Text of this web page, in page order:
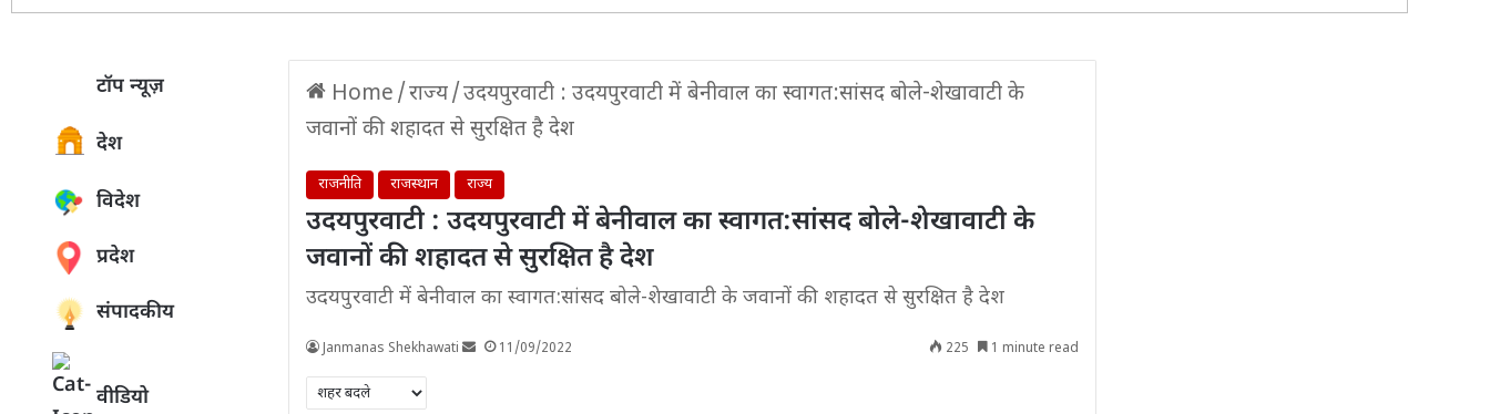
टॉप न्यूज़
देश
विदेश
प्रदेश
संपादकीय
वीडियो
Home /राज्य/उदयपुरवाटी : उदयपुरवाटी में बेनीवाल का स्वागत:सांसद बोले-शेखावाटी के
जवानों की शहादत से सुरक्षित है देश
राजनीति राजस्थान राज्य
उदयपुरवाटी : उदयपुरवाटी में बेनीवाल का स्वागत:सांसद बोले-शेखावाटी के
जवानों की शहादत से सुरक्षित है देश
उदयपुरवाटी में बेनीवाल का स्वागत:सांसद बोले-शेखावाटी के जवानों की शहादत से सुरक्षित है देश
Janmanas Shekhawati 11/09/2022 225 1 minute read